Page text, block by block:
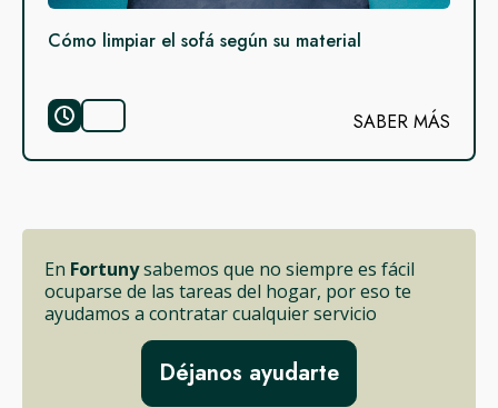
Cómo limpiar el sofá según su material
SABER MÁS
En Fortunysabemos que no siempre es fácil
ocuparse de las tareas del hogar, por eso te
ayudamos a contratar cualquier servicio
Déjanos ayudarte